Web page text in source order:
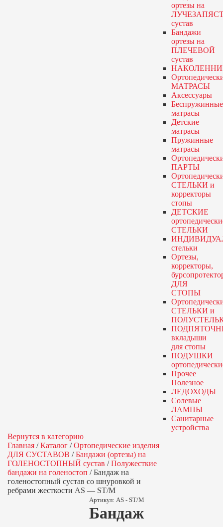
ортезы на
сустав
Бандажи
ортезы на
ПЛЕЧЕВОЙ
сустав
МАТРАСЫ
Аксессуары
Беспружинные
матрасы
Детские
матрасы
Пружинные
матрасы
ПАРТЫ
СТЕЛЬКИ и
корректоры
стопы
ДЕТСКИЕ
СТЕЛЬКИ
стельки
Ортезы,
корректоры,
ДЛЯ
СТОПЫ
СТЕЛЬКИ и
вкладыши
для стопы
ПОДУШКИ
Прочее
Полезное
ЛЕДОХОДЫ
Солевые
ЛАМПЫ
Санитарные
устройства
Вернутся в категорию
Главная /Каталог /Ортопедические изделия
ДЛЯ СУСТАВОВ /Бандажи (ортезы) на
ГОЛЕНОСТОПНЫЙ сустав /Полужесткие
бандажи на голеностоп /Бандаж на
голеностопный сустав со шнуровкой и
ребрами жесткости AS — ST/M
Артикул:AS - ST/M
Бандаж